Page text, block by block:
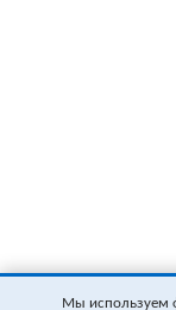
Мы используем